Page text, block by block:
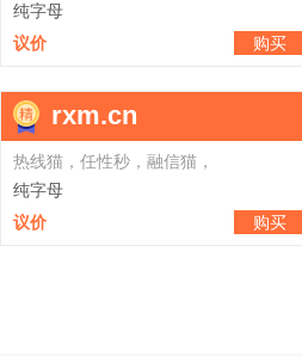
纯字母
hfn.cn
护肤鸟，好房牛，宏福牛
纯字母